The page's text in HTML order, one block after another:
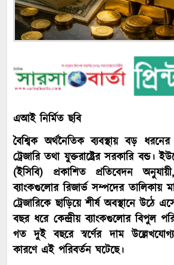
এআই নির্মিত ছবি
বৈশ্বিক অর্থনৈতিক ব্যবস্থায় বড় ধরনের
ট্রেজারি তথা যুক্তরাষ্ট্রের সরকারি বন্ড।
(ইসিবি) প্রকাশিত প্রতিবেদন অনুযায়ী,
ব্যাংকগুলোর রিজার্ভ সম্পদের তালিকায়
ট্রেজারিকে ছাড়িয়ে শীর্ষ অবস্থানে উঠে
বছর ধরে কেন্দ্রীয় ব্যাংকগুলোর বিপুল
গত দুই বছরে স্বর্ণের দাম
কারণে এই পরিবর্তন ঘটেছে।